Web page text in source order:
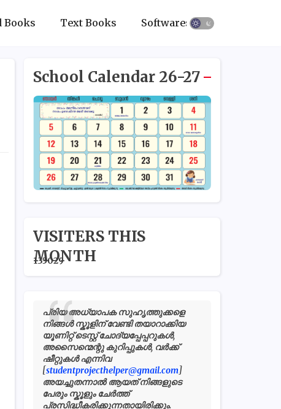
Books Text Books Softwares
School Calendar 26-27
VISITERS THIS
MONTH
135029
പ്രിയ അധ്യാപക സുഹൃത്തുക്കളെ
നിങ്ങൾ സ്കൂളിന് വേണ്ടി തയാറാക്കിയ
യൂണിറ്റ് ടെസ്റ്റ് ചോദ്യപ്പേപ്പറുകൾ,
അസൈന്മെന്റു കുറിപ്പുകൾ, വർക്ക്
ഷീറ്റുകൾ എന്നിവ
[studentprojecthelper@gmail.com]
അയച്ചുതന്നാൽ ആയത് നിങ്ങളുടെ
പേരും സ്കൂളും ചേർത്ത്
പ്രസിദ്ധീകരിക്കുന്നതായിരിക്കും.